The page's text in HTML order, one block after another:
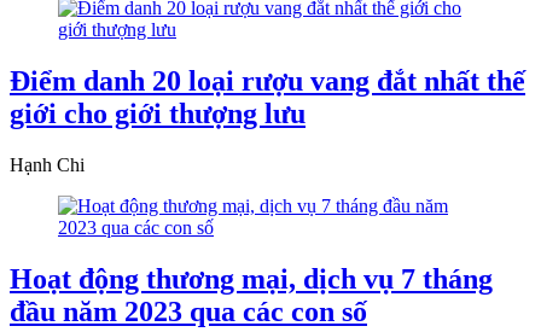
Điểm danh 20 loại rượu vang đắt nhất thế
giới cho giới thượng lưu
Hạnh Chi
Hoạt động thương mại, dịch vụ 7 tháng
đầu năm 2023 qua các con số